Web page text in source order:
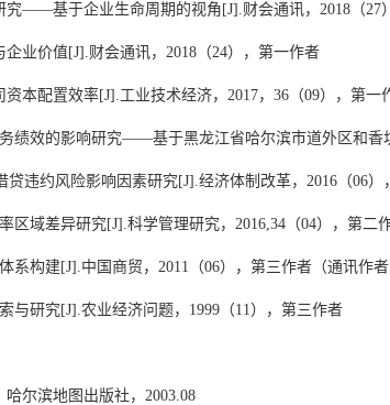
究——基于企业生命周期的视角 [J].财会通讯， 2018 （27
企业价值 [J].财会通讯， 2018 （24）， 第一作者
资本配置效率[J].工业技术经济， 2017， 36 （09）， 第一
绩效的影响研究——基于黑龙江省哈尔滨市道外区和香
贷违约风险影响因素研究[J].经济体制改革， 2016 （06），
区域差异研究[J].科学管理研究， 2016,34 （04）， 第二
系构建[J].中国商贸， 2011 （06）， 第三作者（通讯作者
与研究[J].农业经济问题， 1999 （11）， 第三作者
尔滨地图出版社， 2003.08